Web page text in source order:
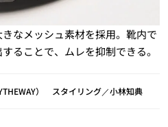
なメッシュ素材を採用。靴内で
ることで、ムレを抑制できる。
） スタイリング／小林知典